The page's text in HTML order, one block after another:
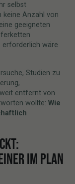
selbst
keine Anzahl von
geeigneten
erforderlich wäre
Studien zu
entfernt von
wollte: Wie
IM PLAN